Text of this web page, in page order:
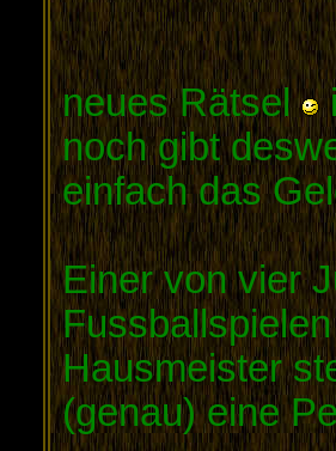
neues Rätsel
noch gibt
einfach das
Einer von vier
Hausmeister
(genau) eine